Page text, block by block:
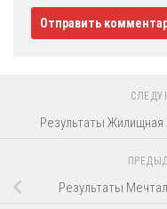
Результаты Жилищная
Результаты